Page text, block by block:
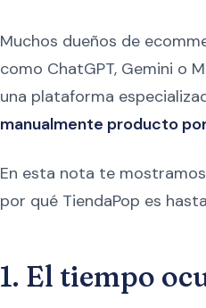
Muchos dueños de
como ChatGPT, Gemini o
una plataforma
manualmente producto
En esta nota te
por qué TiendaPop es
1. El tiempo